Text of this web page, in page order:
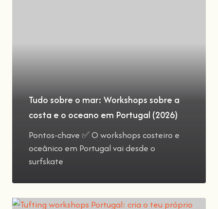
Tudo sobre o mar: Workshops sobre a
costa e o oceano em Portugal (2026)
Pontos-chave ✅ O workshops costeiro e
oceânico em Portugal vai desde o
surfskate